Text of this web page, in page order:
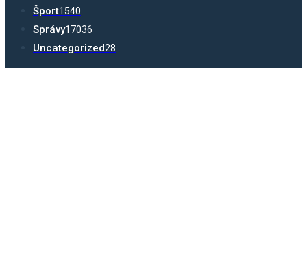
Šport1540
Správy17036
Uncategorized28